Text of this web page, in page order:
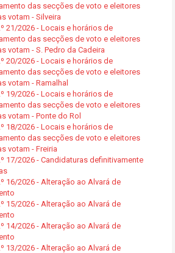
das secções de voto e eleitores
votam - Silveira
21/2026 - Locais e horários de
das secções de voto e eleitores
votam - S. Pedro da Cadeira
20/2026 - Locais e horários de
das secções de voto e eleitores
votam - Ramalhal
19/2026 - Locais e horários de
das secções de voto e eleitores
votam - Ponte do Rol
18/2026 - Locais e horários de
das secções de voto e eleitores
votam - Freiria
17/2026 - Candidaturas definitivamente
16/2026 - Alteração ao Alvará de
15/2026 - Alteração ao Alvará de
14/2026 - Alteração ao Alvará de
13/2026 - Alteração ao Alvará de